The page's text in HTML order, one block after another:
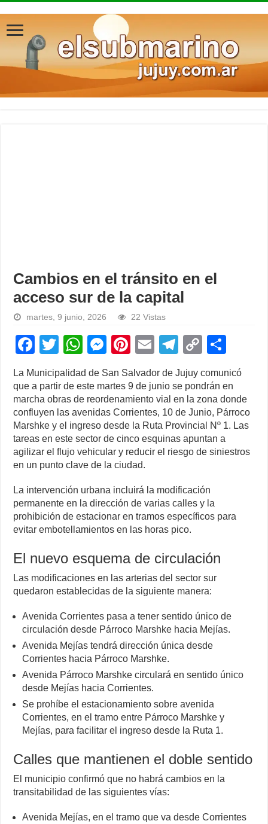
Cambios en el tránsito en el
acceso sur de la capital
martes, 9 junio, 2026 22 Vistas
F
a
c
e
b
o
o
T
wi
tt
er
W
h
at
s
A
p
p
M
e
ss
e
n
g
er
Pi
nt
er
e
st
E
m
ail
T
el
e
gr
a
m
C
p
y
Li
n
k
h
ar
e
La Municipalidad de San Salvador de Jujuy comunicó
que a partir de este martes 9 de junio se pondrán en
marcha obras de reordenamiento vial en la zona donde
confluyen las avenidas Corrientes, 10 de Junio, Párroco
Marshke y el ingreso desde la Ruta Provincial Nº 1. Las
tareas en este sector de cinco esquinas apuntan a
agilizar el flujo vehicular y reducir el riesgo de siniestros
en un punto clave de la ciudad.
La intervención urbana incluirá la modificación
permanente en la dirección de varias calles y la
prohibición de estacionar en tramos específicos para
evitar embotellamientos en las horas pico.
El nuevo esquema de circulación
Las modificaciones en las arterias del sector sur
quedaron establecidas de la siguiente manera:
Avenida Corrientes pasa a tener sentido único de
circulación desde Párroco Marshke hacia Mejías.
Avenida Mejías tendrá dirección única desde
Corrientes hacia Párroco Marshke.
Avenida Párroco Marshke circulará en sentido único
desde Mejías hacia Corrientes.
Se prohíbe el estacionamiento sobre avenida
Corrientes, en el tramo entre Párroco Marshke y
Mejías, para facilitar el ingreso desde la Ruta 1.
Calles que mantienen el doble sentido
El municipio confirmó que no habrá cambios en la
transitabilidad de las siguientes vías:
Avenida Mejías, en el tramo que va desde Corrientes